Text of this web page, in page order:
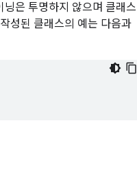
은 투명하지 않으며 클래스
성된 클래스의 예는 다음과